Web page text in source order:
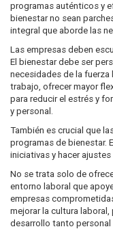
programas auténticos y
bienestar no sean
integral que aborde las
Las empresas deben
El bienestar debe ser
necesidades de la fuerza
trabajo, ofrecer mayor
para reducir el estrés y
y personal.
También es crucial que
programas de bienestar.
iniciativas y hacer
No se trata solo de
entorno laboral que
empresas
mejorar la cultura
desarrollo tanto